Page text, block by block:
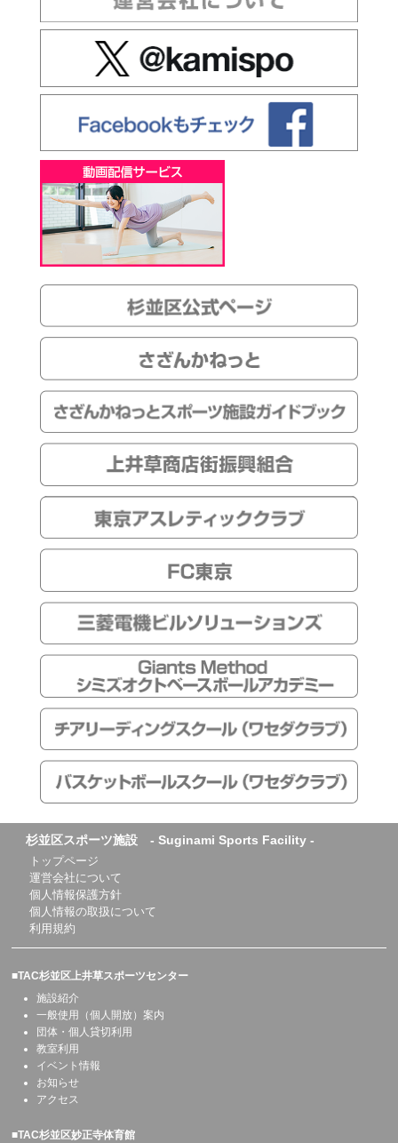
杉並区スポーツ施設 - Suginami Sports Facility -
トップページ
運営会社について
個人情報保護方針
個人情報の取扱について
利用規約
■TAC杉並区上井草スポーツセンター
施設紹介
一般使用（個人開放）案内
団体・個人貸切利用
教室利用
イベント情報
お知らせ
アクセス
■TAC杉並区妙正寺体育館